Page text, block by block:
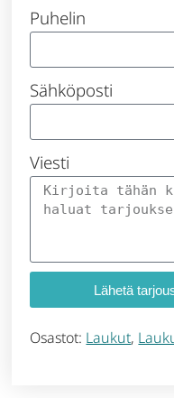
Puhelin
Sähköposti
Viesti
Lähetä
Osastot: Laukut,